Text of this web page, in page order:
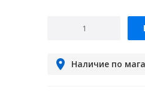
Наличие по